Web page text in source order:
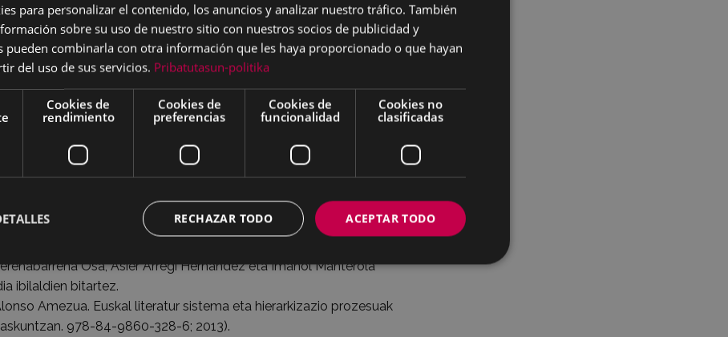
del CD; al fondo, el caserío Akondia. Foto: gure gipuzkoa.
Beca convocada por la Comisión de Euskara del Ayuntamiento de
(UEU) desde su inicio en el año 2001.
cada una de las ediciones:
Zaraitegi. Euskal deiturategia: patronimia. (ISBN: 978-84-
Iparragirre Burgoa. Liberalismoa Eibarren XIX. mendean.
6; 2008).
Osa, Asier Arregi Hernandez eta Imanol Manterola
ibilaldien bitartez.
Amezua. Euskal literatur sistema eta hierarkizazio prozesuak
978-84-9860-328-6; 2013).
BASQUE
para personalizar el contenido, los anuncios y analizar nuestro tráfico. También
sobre su uso de nuestro sitio con nuestros socios de publicidad y
pueden combinarla con otra información que les haya proporcionado o que hayan
del uso de sus servicios. Pribatutasun-politika
Cookies de
rendimiento
Cookies de
preferencias
Cookies de
funcionalidad
Cookies no
clasificadas
ACEPTAR TODO
RECHAZAR TODO